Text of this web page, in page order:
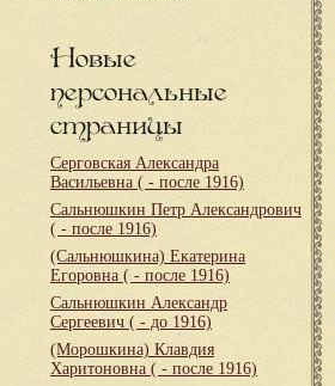
Новые
персональные
страницы
Серговская Александра
Васильевна ( - после 1916)
Сальнюшкин Петр Александрович
( - после 1916)
(Сальнюшкина) Екатерина
Егоровна ( - после 1916)
Сальнюшкин Александр
Сергеевич ( - до 1916)
(Морошкина) Клавдия
Харитоновна ( - после 1916)